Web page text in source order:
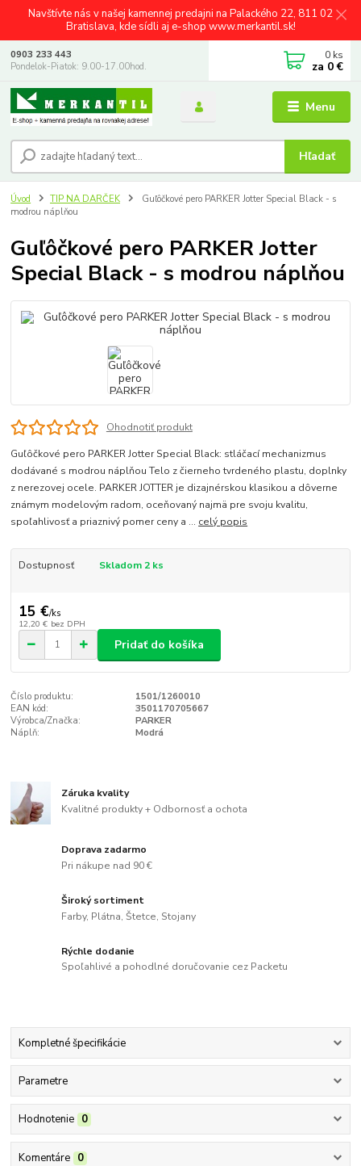
Navštívte nás v našej kamennej predajni na Palackého 22, 811 02
Bratislava, kde sídli aj e-shop www.merkantil.sk!
Menu
Hľadať
0903 233 443
Pondelok-Piatok: 9.00-17.00hod.
0 ks
za 0 €
Úvod TIP NA DARČEK
Guľôčkové pero PARKER Jotter Special Black - s
modrou náplňou
Guľôčkové pero PARKER Jotter
Special Black - s modrou náplňou
Ohodnotiť produkt
Guľôčkové pero PARKER Jotter Special Black: stláčací mechanizmus
dodávané s modrou náplňou Telo z čierneho tvrdeného plastu, doplnky
z nerezovej ocele. PARKER JOTTER je dizajnérskou klasikou a dôverne
známym modelovým radom, oceňovaný najmä pre svoju kvalitu,
spoľahlivosť a priaznivý pomer ceny a ... celý popis
Dostupnosť Skladom 2 ks
15 €/ks
12,20 € bez DPH
Pridať do košíka
Číslo produktu:
1501/1260010
EAN kód:
3501170705667
Výrobca/Značka:
PARKER
Náplň:
Modrá
Záruka kvality
Kvalitné produkty + Odbornosť a ochota
Doprava zadarmo
Pri nákupe nad 90 €
Široký sortiment
Farby, Plátna, Štetce, Stojany
Rýchle dodanie
Spoľahlivé a pohodlné doručovanie cez Packetu
Kompletné špecifikácie
Parametre
Hodnotenie 0
Komentáre 0